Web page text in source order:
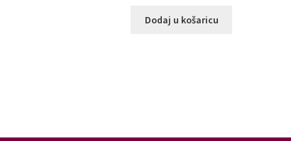
Dodaj u košaricu